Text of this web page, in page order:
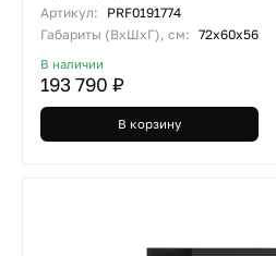
Артикул:
PRF0191774
Габариты (ВхШхГ), см: 72x60x56
В наличии
193 790 ₽
В корзину